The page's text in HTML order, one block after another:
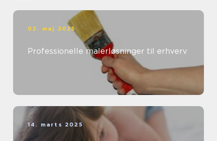
02. maj 2025
Professionelle malerløsninger til erhverv
14. marts 2025